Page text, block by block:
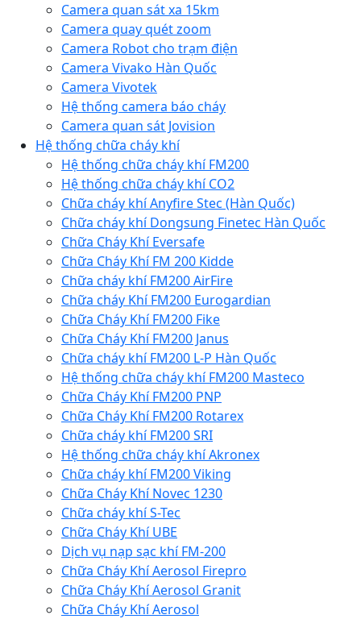
Camera quan sát xa 15km
Camera quay quét zoom
Camera Robot cho trạm điện
Camera Vivako Hàn Quốc
Camera Vivotek
Hệ thống camera báo cháy
Camera quan sát Jovision
Hệ thống chữa cháy khí
Hệ thống chữa cháy khí FM200
Hệ thống chữa cháy khí CO2
Chữa cháy khí Anyfire Stec (Hàn Quốc)
Chữa cháy khí Dongsung Finetec Hàn Quốc
Chữa Cháy Khí Eversafe
Chữa Cháy Khí FM 200 Kidde
Chữa cháy khí FM200 AirFire
Chữa cháy Khí FM200 Eurogardian
Chữa Cháy Khí FM200 Fike
Chữa Cháy Khí FM200 Janus
Chữa cháy khí FM200 L-P Hàn Quốc
Hệ thống chữa cháy khí FM200 Masteco
Chữa Cháy Khí FM200 PNP
Chữa Cháy Khí FM200 Rotarex
Chữa cháy khí FM200 SRI
Hệ thống chữa cháy khí Akronex
Chữa cháy khí FM200 Viking
Chữa Cháy Khí Novec 1230
Chữa cháy khí S-Tec
Chữa Cháy Khí UBE
Dịch vụ nạp sạc khí FM-200
Chữa Cháy Khí Aerosol Firepro
Chữa Cháy Khí Aerosol Granit
Chữa Cháy Khí Aerosol